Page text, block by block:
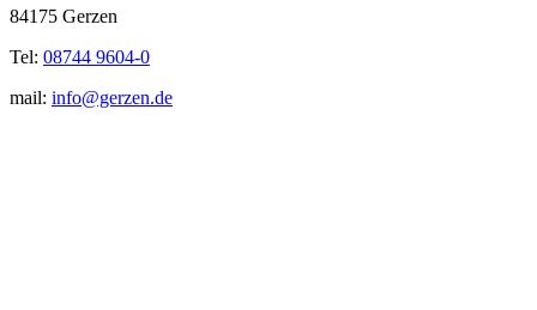
84175 Gerzen
Tel: 08744 9604-0
mail: info@gerzen.de